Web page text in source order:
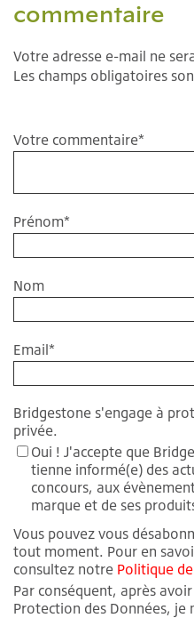
commentaire
Votre adresse e-mail ne
Les champs obligatoires
Votre commentaire*
Prénom*
Nom
Email*
Bridgestone s'engage à
privée.
Oui ! J'accepte que
tienne informé(e) des
concours, aux
marque et de ses
Vous pouvez vous
tout moment. Pour en
consultez notre Politique
Par conséquent, après
Protection des Données, je